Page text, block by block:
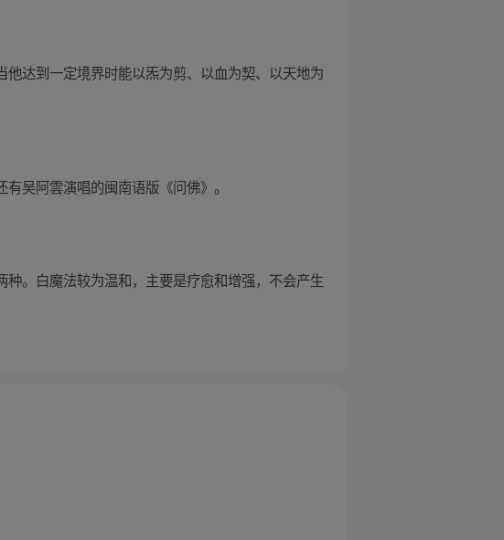
达到一定境界时能以炁为剪、以血为契、以天地为
吴阿雲演唱的闽南语版《问佛》。
。白魔法较为温和，主要是疗愈和增强，不会产生